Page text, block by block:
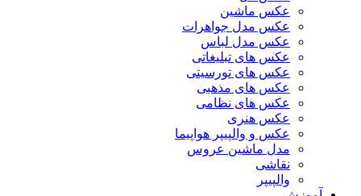
عکس ماشین
عکس مدل جواهرات
عکس مدل لباس
عکس های تبلیغاتی
عکس های تورسیتی
عکس های مذهبی
عکس های نظامی
عکس هنری
عکس و والپیپر هواپیما
مدل ماشین عروس
نقاشی
والپیپر